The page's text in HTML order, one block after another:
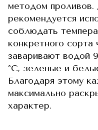
методом проливов.
рекомендуется
соблюдать
конкретного
заваривают водой
°C, зеленые и
Благодаря этому
максимально
характер.